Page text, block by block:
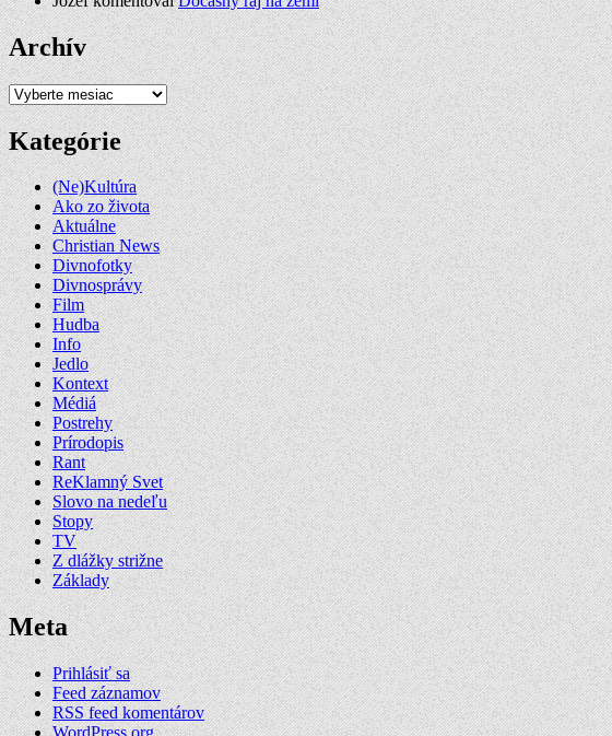
Archív
Archív
Kategórie
(Ne)Kultúra
Ako zo života
Aktuálne
Christian News
Divnofotky
Divnosprávy
Film
Hudba
Info
Jedlo
Kontext
Médiá
Postrehy
Prírodopis
Rant
ReKlamný Svet
Slovo na nedeľu
Stopy
TV
Z dlážky strižne
Základy
Meta
Prihlásiť sa
Feed záznamov
RSS feed komentárov